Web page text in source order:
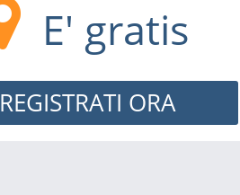
E' gratis
REGISTRATI ORA